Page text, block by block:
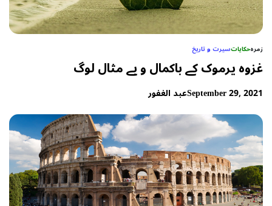
زمرہحکایاتسیرت و تاریخ
غزوہ یرموک کے باکمال و بے مثال لوگ
September 29, 2021عبد الغفور